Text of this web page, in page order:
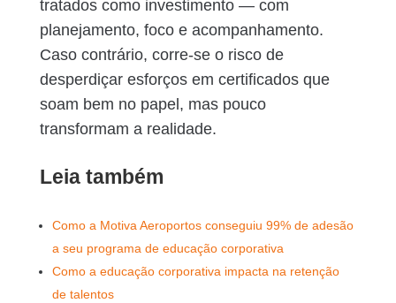
tratados como investimento — com
planejamento, foco e acompanhamento.
Caso contrário, corre-se o risco de
desperdiçar esforços em certificados que
soam bem no papel, mas pouco
transformam a realidade.
Leia também
Como a Motiva Aeroportos conseguiu 99% de adesão
a seu programa de educação corporativa
Como a educação corporativa impacta na retenção
de talentos